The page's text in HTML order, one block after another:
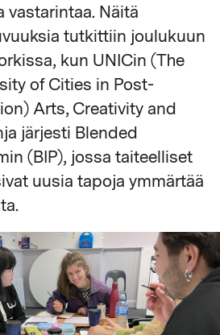
Näitä
tutkittiin joulukuun
kun UNICin (The
of Cities in Post-
Arts, Creativity and
järjesti Blended
(BIP), jossa taiteelliset
uusia tapoja ymmärtää